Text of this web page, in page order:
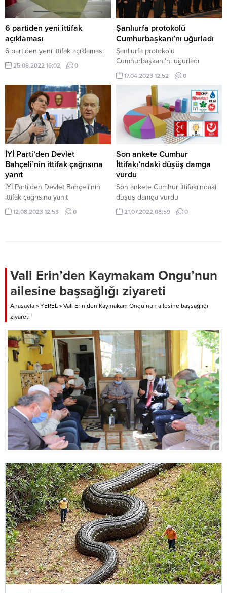
6 partiden yeni ittifak
açıklaması
6 partiden yeni ittifak açıklaması
25.08.2022 16:02 0
Şanlıurfa protokolü
Cumhurbaşkanı’nı uğurladı
Şanlıurfa protokolü
Cumhurbaşkanı'nı uğurladı
17.04.2023 12:52 0
İYİ Parti’den Devlet
Bahçeli’nin ittifak çağrısına
yanıt
İYİ Parti'den Devlet Bahçeli'nin
ittifak çağrısına yanıt
12.08.2023 12:53 0
Son ankete Cumhur
İttifakı’ndaki düşüş damga
vurdu
Son ankete Cumhur İttifakı'ndaki
düşüş damga vurdu
21.07.2022 08:59 0
Vali Erin’den Kaymakam Ongu’nun
ailesine başsağlığı ziyareti
Anasayfa » YEREL » Vali Erin’den Kaymakam Ongu’nun ailesine başsağlığı
ziyareti